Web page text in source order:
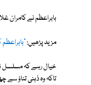
بابراعظم نے کامران
مزید پڑھیں:"بابراعظم
تاکہ وہ ذہنی تناؤ